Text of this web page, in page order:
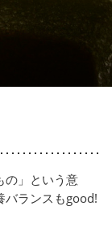
の」という意
バランスもgood!